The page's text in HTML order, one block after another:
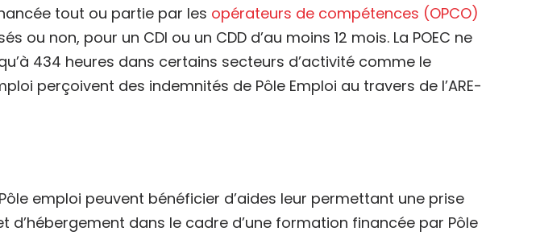
tout ou partie par les opérateurs de compétences (OPCO)
ou non, pour un CDI ou un CDD d’au moins 12 mois. La POEC ne
434 heures dans certains secteurs d’activité comme le
perçoivent des indemnités de Pôle Emploi au travers de l’ARE-
emploi peuvent bénéficier d’aides leur permettant une prise
dans le cadre d’une formation financée par Pôle